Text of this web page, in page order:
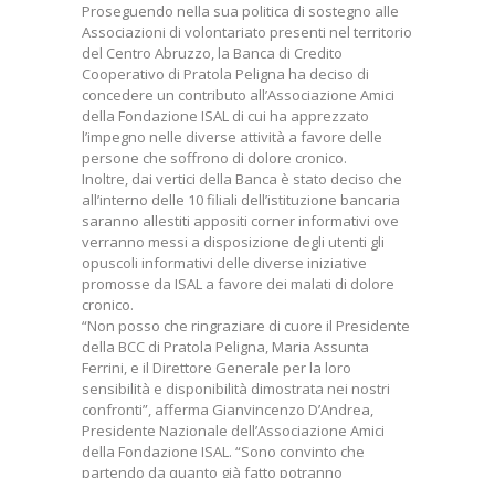
Proseguendo nella sua politica di sostegno alle
Associazioni di volontariato presenti nel territorio
del Centro Abruzzo, la Banca di Credito
Cooperativo di Pratola Peligna ha deciso di
concedere un contributo all’Associazione Amici
della Fondazione ISAL di cui ha apprezzato
l’impegno nelle diverse attività a favore delle
persone che soffrono di dolore cronico.
Inoltre, dai vertici della Banca è stato deciso che
all’interno delle 10 filiali dell’istituzione bancaria
saranno allestiti appositi corner informativi ove
verranno messi a disposizione degli utenti gli
opuscoli informativi delle diverse iniziative
promosse da ISAL a favore dei malati di dolore
cronico.
“Non posso che ringraziare di cuore il Presidente
della BCC di Pratola Peligna, Maria Assunta
Ferrini, e il Direttore Generale per la loro
sensibilità e disponibilità dimostrata nei nostri
confronti”, afferma Gianvincenzo D’Andrea,
Presidente Nazionale dell’Associazione Amici
della Fondazione ISAL. “Sono convinto che
partendo da quanto già fatto potranno